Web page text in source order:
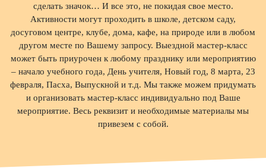
сделать значок… И все это, не покидая свое место.
Активности могут проходить в школе, детском саду,
досуговом центре, клубе, дома, кафе, на природе или в любом
другом месте по Вашему запросу. Выездной мастер-класс
может быть приурочен к любому празднику или мероприятию
– начало учебного года, День учителя, Новый год, 8 марта, 23
февраля, Пасха, Выпускной и т.д. Мы также можем придумать
и организовать мастер-класс индивидуально под Ваше
мероприятие. Весь реквизит и необходимые материалы мы
привезем с собой.